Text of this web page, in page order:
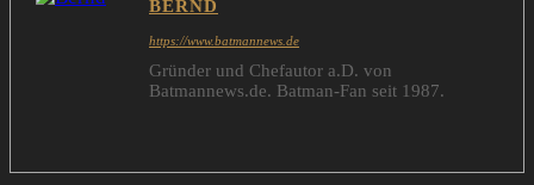
BERND
https://www.batmannews.de
Gründer und Chefautor a.D. von
Batmannews.de. Batman-Fan seit 1987.